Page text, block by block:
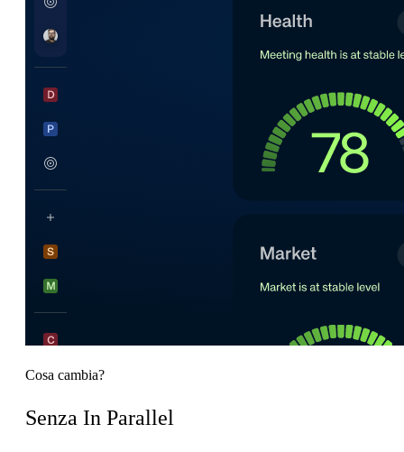
Cosa cambia?
Senza In Parallel